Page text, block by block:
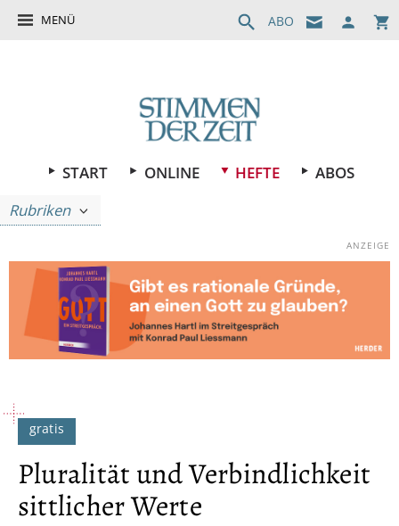
MENÜ ABO
START ONLINE HEFTE
ABOS
Rubriken
Pluralität und Verbindlichkeit
sittlicher Werte